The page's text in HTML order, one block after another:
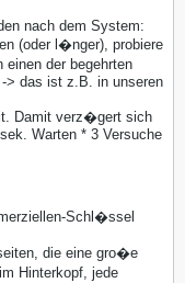
nach dem System:
(oder l�nger), probiere
der begehrten
> das ist z.B. in unseren
Damit verz�gert sich
Warten * 3 Versuche
Schl�ssel
die eine gro�e
Hinterkopf, jede